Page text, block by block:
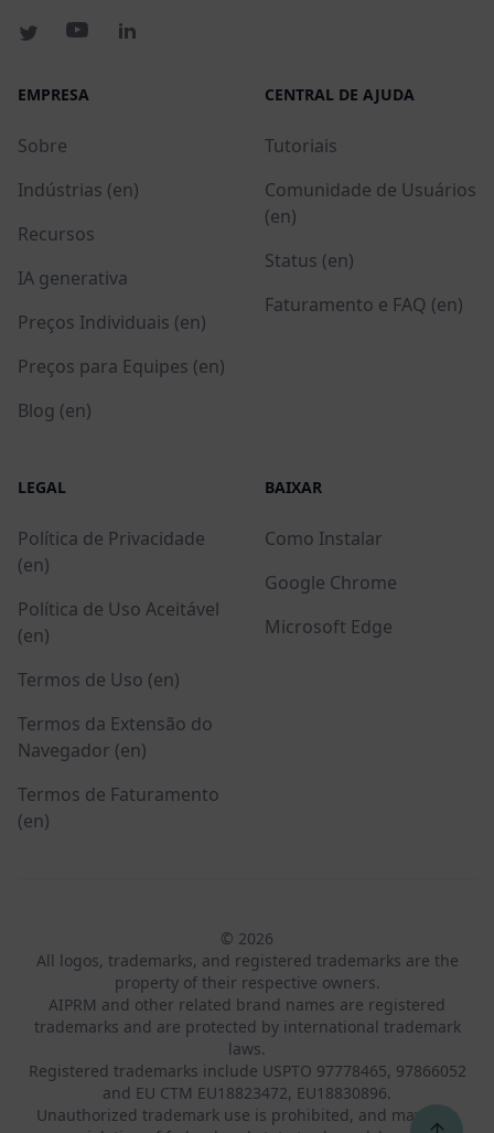
EMPRESA
Sobre
Indústrias (en)
Recursos
IA generativa
Preços Individuais (en)
Preços para Equipes (en)
Blog (en)
CENTRAL DE AJUDA
Tutoriais
Comunidade de Usuários
(en)
Status (en)
Faturamento e FAQ (en)
LEGAL
Política de Privacidade
(en)
Política de Uso Aceitável
(en)
Termos de Uso (en)
Termos da Extensão do
Navegador (en)
Termos de Faturamento
(en)
BAIXAR
Como Instalar
Google Chrome
Microsoft Edge
© 2026
All logos, trademarks, and registered trademarks are the
property of their respective owners.
AIPRM and other related brand names are registered
trademarks and are protected by international trademark
laws.
Registered trademarks include USPTO 97778465, 97866052
and EU CTM EU18823472, EU18830896.
Unauthorized trademark use is prohibited, and may be a